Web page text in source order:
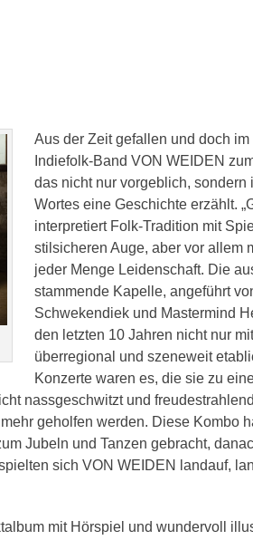
Aus der Zeit gefallen und doch
Indiefolk-Band VON WEIDEN
das nicht nur vorgeblich, sondern
Wortes eine Geschichte erzählt.
interpretiert Folk-Tradition mit
stilsicheren Auge, aber vor allem
jeder Menge Leidenschaft. Die
stammende Kapelle, angeführt
Schwekendiek und Mastermind
den letzten 10 Jahren nicht nur
überregional und szeneweit
Konzerte waren es, die sie zu
nassgeschwitzt und
geholfen werden. Diese Kombo
Jubeln und Tanzen gebracht,
sich VON WEIDEN landauf,
mit Hörspiel und wundervoll